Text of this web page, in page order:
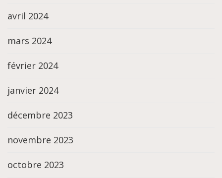
avril 2024
mars 2024
février 2024
janvier 2024
décembre 2023
novembre 2023
octobre 2023